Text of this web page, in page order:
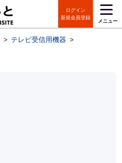
ログイン
新規会員登録
メニュー
> テレビ受信用機器 >